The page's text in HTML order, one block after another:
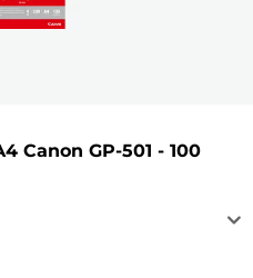
Canon GP-501 - 100